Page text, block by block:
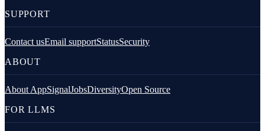
SUPPORT
Contact usEmail supportStatusSecurity
ABOUT
About AppSignalJobsDiversityOpen Source
FOR LLMS